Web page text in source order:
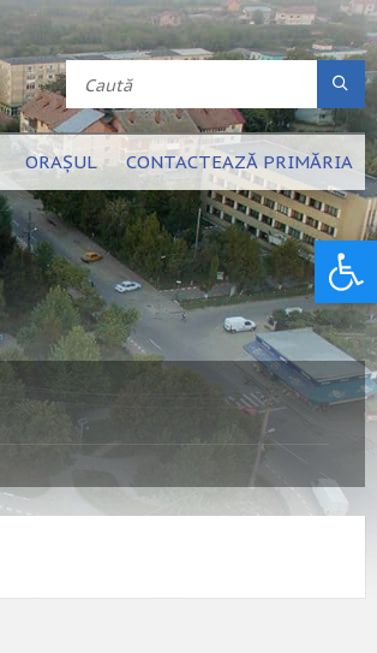
ORAȘUL CONTACTEAZĂ PRIMĂRIA
Deschide bara de unelte